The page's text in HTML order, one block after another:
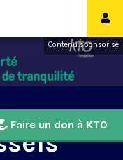
Contenu sponsorisé
Faire un don à KTO